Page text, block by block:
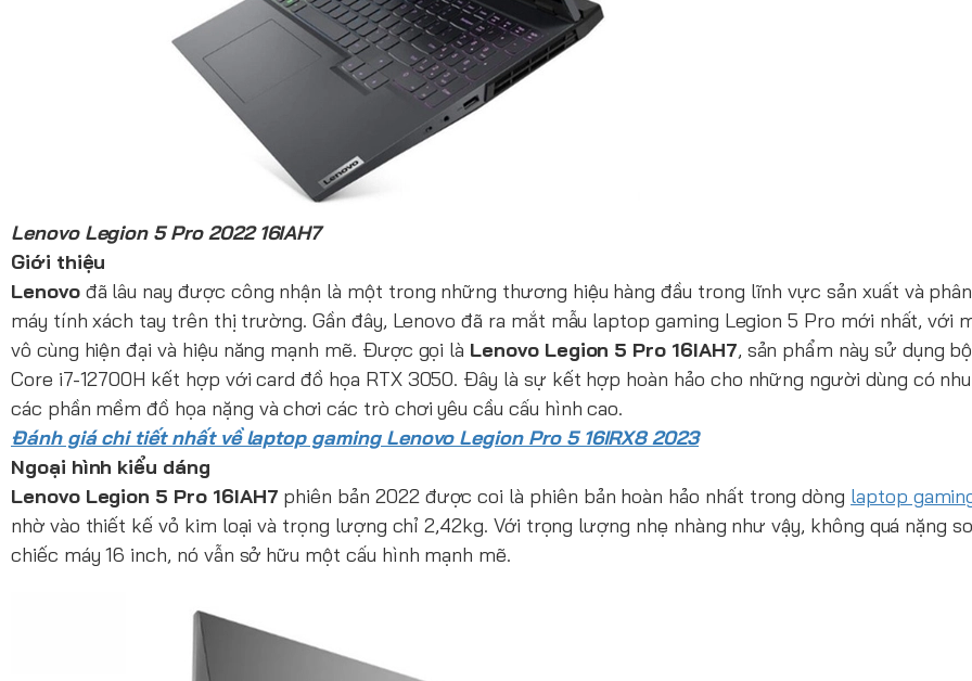
Lenovo Legion 5 Pro 2022 16IAH7
Giới thiệu
Lenovođã lâu nay được công nhận là một trong những thương hiệu hàng đầu trong lĩnh vực sản xuất và
máy tính xách tay trên thị trường. Gần đây, Lenovo đã ra mắt mẫu laptop gaming Legion 5 Pro mới nhất, với
vô cùng hiện đại và hiệu năng mạnh mẽ. Được gọi là Lenovo Legion 5 Pro 16IAH7, sản phẩm này sử dụng
Core i7-12700H kết hợp với card đồ họa RTX 3050. Đây là sự kết hợp hoàn hảo cho những người dùng có
các phần mềm đồ họa nặng và chơi các trò chơi yêu cầu cấu hình cao.
Đánh giá chi tiết nhất về laptop gaming Lenovo Legion Pro 5 16IRX8 2023
Ngoại hình kiểu dáng
Lenovo Legion 5 Pro 16IAH7 phiên bản 2022 được coi là phiên bản hoàn hảo nhất trong dòng laptop
nhờ vào thiết kế vỏ kim loại và trọng lượng chỉ 2,42kg. Với trọng lượng nhẹ nhàng như vậy, không quá nặng
chiếc máy 16 inch, nó vẫn sở hữu một cấu hình mạnh mẽ.